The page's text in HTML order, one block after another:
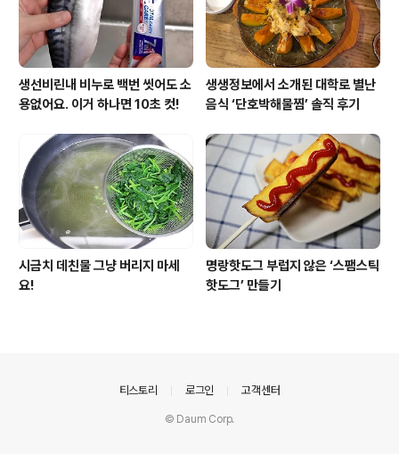
생선비린내 비누로 백번 씻어도 소
용없어요. 이거 하나면 10초 컷!
생생정보에서 소개된 대학로 별난
음식 ‘단호박해물찜’ 솔직 후기
시금치 데친물 그냥 버리지 마세
요!
명랑핫도그 부럽지 않은 ‘스팸스틱
핫도그’ 만들기
티스토리 로그인 고객센터
© Daum Corp.